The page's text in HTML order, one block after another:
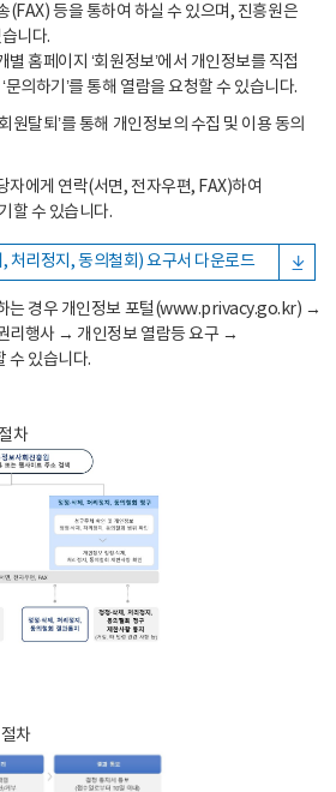
(FAX) 등을 통하여 하실 수 있으며, 진흥원은
니다.
홈페이지 ‘회원정보’에서 개인정보를 직접
문의하기’를 통해 열람을 요청할 수 있습니다.
원탈퇴’를 통해 개인정보의 수집 및 이용 동의
자에게 연락(서면, 전자우편, FAX)하여
할 수 있습니다.
처리정지, 동의철회) 요구서 다운로드
는 경우 개인정보 포털(www.privacy.go.kr) →
리행사 → 개인정보 열람등 요구 →
수 있습니다.
차
차